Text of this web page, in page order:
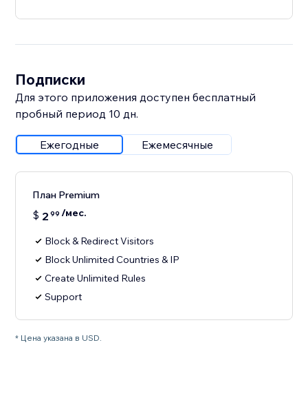
Подписки
Для этого приложения доступен бесплатный
пробный период 10 дн.
Ежегодные Ежемесячные
План Premium
$ 2 99 /мес.
Block & Redirect Visitors
Block Unlimited Countries & IP
Create Unlimited Rules
Support
* Цена указана в USD.